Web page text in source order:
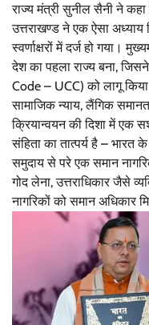
राज्य मंत्री सुनील सैनी ने
उत्तराखण्ड ने एक ऐसा अध्याय
स्वर्णाक्षरों में दर्ज हो गया।
देश का पहला राज्य बना,
Code – UCC) को लागू
सामाजिक न्याय, लैंगिक
क्रियान्वयन की दिशा में एक
संहिता का तात्पर्य है – भारत
समुदाय से परे एक समान
गोद लेना, उत्तराधिकार जैसे
नागरिकों को समान अधिकार